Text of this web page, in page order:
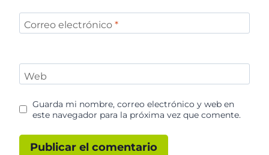
Correo electrónico *
Web
Guarda mi nombre, correo electrónico y web en
este navegador para la próxima vez que comente.